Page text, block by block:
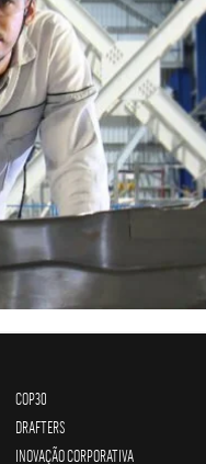
COP30
DRAFTERS
INOVAÇÃO CORPORATIVA